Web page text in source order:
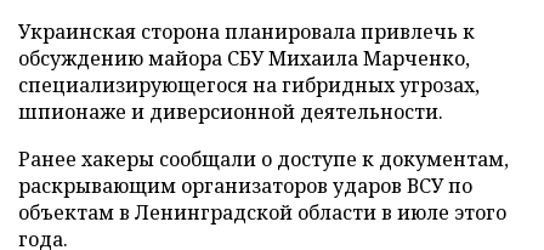
Украинская сторона планировала привлечь к
обсуждению майора СБУ Михаила Марченко,
специализирующегося на гибридных угрозах,
шпионаже и диверсионной деятельности.
Ранее хакеры сообщали о доступе к документам,
раскрывающим организаторов ударов ВСУ по
объектам в Ленинградской области в июле этого
года.